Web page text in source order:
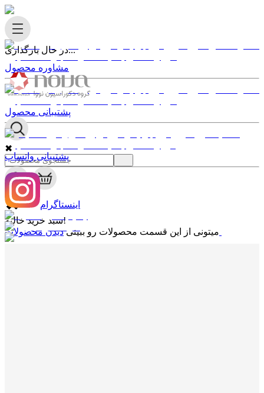
در حال بارگذاری...
✖
0
✖
سبد خرید خالیه!
میتونی از این قسمت محصولات رو ببینی
مشاوره محصول
پشتیبانی محصول
پشتیبانی واتساپ
اینستاگرام